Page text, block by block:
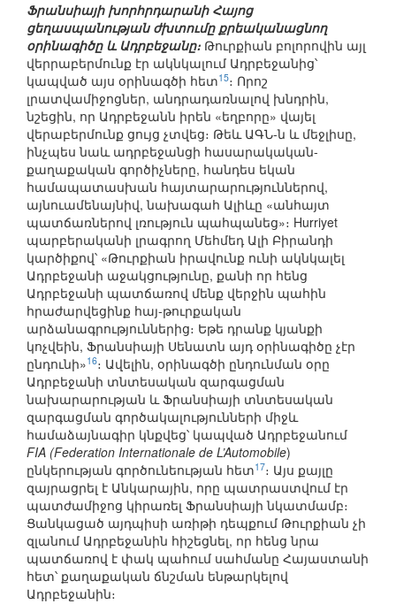
Ֆրանսիայի խորհրդարանի Հայոց
ցեղասպանության ժխտումը քրեականացնող
օրինագիծը և Ադրբեջանը։ Թուրքիան բոլորովին այլ
վերրաբերմունք էր ակնկալում Ադրբեջանից՝
կապված այս օրինագծի հետ15։ Որոշ
լրատվամիջոցներ, անդրադառնալով խնդրին,
նշեցին, որ Ադրբեջանն իրեն «եղբորը» վայել
վերաբերմունք ցույց չտվեց։ Թեև ԱԳՆ-ն և մեջլիսը,
ինչպես նաև ադրբեջանցի հասարակական-
քաղաքական գործիչները, հանդես եկան
համապատասխան հայտարարություններով,
այնուամենայնիվ, նախագահ Ալիևը «անհայտ
պատճառներով լռություն պահպանեց»։ Hurriyet
պարբերականի լրագրող Մեհմեդ Ալի Բիրանդի
կարծիքով՝ «Թուրքիան իրավունք ունի ակնկալել
Ադրբեջանի աջակցությունը, քանի որ հենց
Ադրբեջանի պատճառով մենք վերջին պահին
հրաժարվեցինք հայ-թուրքական
արձանագրություններից։ Եթե դրանք կյանքի
կոչվեին, Ֆրանսիայի Սենատն այդ օրինագիծը չէր
ընդունի»16։ Ավելին, օրինագծի ընդունման օրը
Ադրբեջանի տնտեսական զարգացման
նախարարության և Ֆրանսիայի տնտեսական
զարգացման գործակալությունների միջև
համաձայնագիր կնքվեց՝ կապված Ադրբեջանում
FIA (Federation Internationale de L’Automobile)
ընկերության գործունեության հետ17։ Այս քայլը
զայրացրել է Անկարային, որը պատրաստվում էր
պատժամիջոց կիրառել Ֆրանսիայի նկատմամբ։
Ցանկացած այդպիսի առիթի դեպքում Թուրքիան չի
զլանում Ադրբեջանին հիշեցնել, որ հենց նրա
պատճառով է փակ պահում սահմանը Հայաստանի
հետ՝ քաղաքական ճնշման ենթարկելով
Ադրբեջանին։